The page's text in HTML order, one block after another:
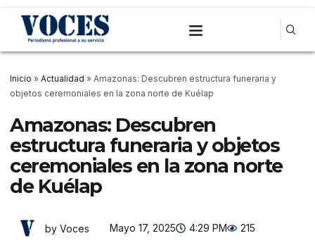
Inicio » Actualidad » Amazonas: Descubren estructura funeraria y
objetos ceremoniales en la zona norte de Kuélap
Amazonas: Descubren
estructura funeraria y objetos
ceremoniales en la zona norte
de Kuélap
by Voces Mayo 17, 2025 4:29 PM 215